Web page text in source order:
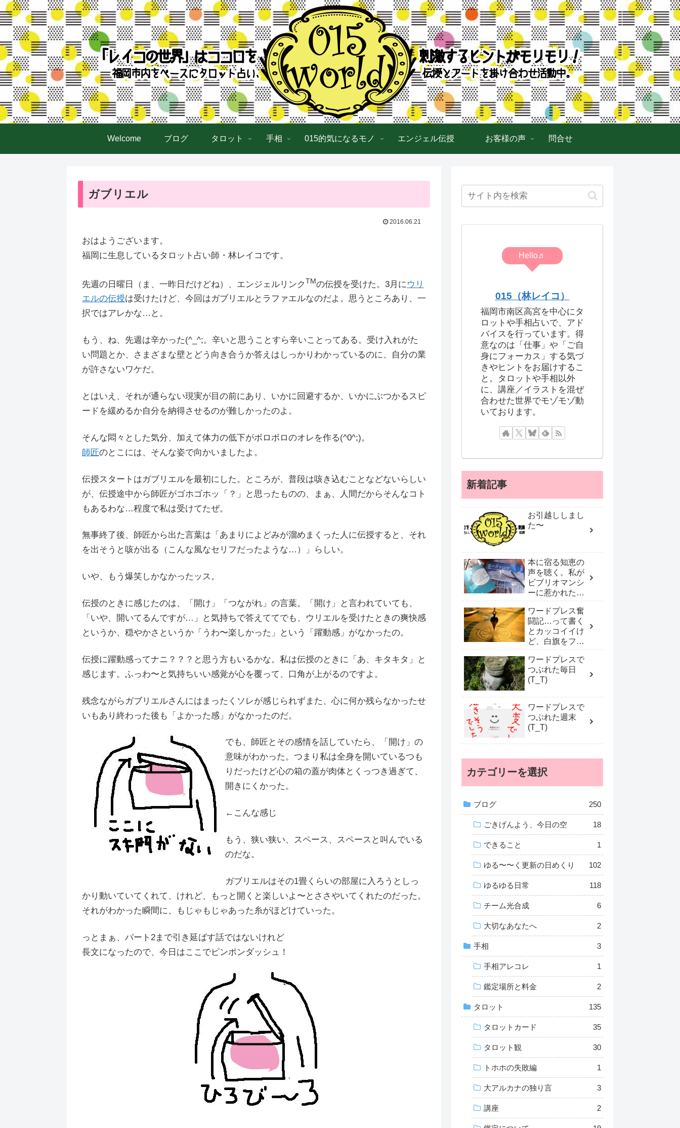
Welcome ブログ タロット 手相 015的気になるモノ エンジェル伝授 お客様の声 問合せ
ガブリエル
2016.06.21
おはようございます。
福岡に生息しているタロット占い師・林レイコです。
先週の日曜日（ま、一昨日だけどね）、エンジェルリンクTMの伝授を受けた。3月に ウリ
エルの伝授は受けたけど、今回はガブリエルとラファエルなのだよ。思うところあり、一
択ではアレかな…と。
もう、ね、先週は辛かった(^_^;。辛いと思うことすら辛いことってある。受け入れがた
い問題とか、さまざまな壁とどう向き合うか答えはしっかりわかっているのに、自分の業
が許さないワケだ。
とはいえ、それが通らない現実が目の前にあり、いかに回避するか、いかにぶつかるスピ
ードを緩めるか自分を納得させるのが難しかったのよ。
そんな悶々とした気分、加えて体力の低下がボロボロのオレを作る(^0^;)。
師匠のとこには、そんな姿で向かいましたよ。
伝授スタートはガブリエルを最初にした。ところが、普段は咳き込むことなどないらしい
が、伝授途中から師匠がゴホゴホッ「？」と思ったものの、まぁ、人間だからそんなコト
もあるわな…程度で私は受けてたぜ。
無事終了後、師匠から出た言葉は「あまりによどみが溜めまくった人に伝授すると、それ
を出そうと咳が出る（こんな風なセリフだったような…）」らしい。
いや、もう爆笑しかなかったッス。
伝授のときに感じたのは、「開け」「つながれ」の言葉。「開け」と言われていても、
「いや、開いてるんですが…」と気持ちで答えててでも、ウリエルを受けたときの爽快感
というか、穏やかさというか「うわ〜楽しかった」という「躍動感」がなかったの。
伝授に躍動感ってナニ？？？と思う方もいるかな。私は伝授のときに「あ、キタキタ」と
感じます。ふっわ〜と気持ちいい感覚が心を覆って、口角が上がるのですよ。
残念ながらガブリエルさんにはまったくソレが感じられずまた、心に何か残らなかったせ
いもあり終わった後も「よかった感」がなかったのだ。
でも、師匠とその感情を話していたら、「開け」の
意味がわかった。つまり私は全身を開いているつも
りだったけど心の箱の蓋が肉体とくっつき過ぎて、
開きにくかった。
←こんな感じ
もう、狭い狭い、スペース、スペースと叫んでいる
のだな。
ガブリエルはその1畳くらいの部屋に入ろうとしっ
かり動いていてくれて、けれど、もっと開くと楽しいよ〜とささやいてくれたのだった。
それがわかった瞬間に、もじゃもじゃあった糸がほどけていった。
っとまぁ、パート2まで引き延ばす話ではないけれど
長文になったので、今日はここでピンポンダッシュ！
Hello♬
015（林レイコ）
福岡市南区高宮を中心にタ
ロットや手相占いで、アド
バイスを行っています。得
意なのは「仕事」や「ご自
身にフォーカス」する気づ
きやヒントをお届けするこ
と。タロットや手相以外
に、講座／イラストを混ぜ
合わせた世界でモゾモゾ動
いております。
新着記事
お引越ししまし
た〜
本に宿る知恵の
声を聴く。私が
ビブリオマンシ
ーに惹かれたワ
ワードプレス奮
闘記…って書く
とカッコイイけ
ど、白旗をフリ
んだ！
ワードプレスで
つぶれた毎日
(T_T)
ワードプレスで
つぶれた週末
(T_T)
カテゴリーを選択
ブログ 250
ごきげんよう、今日の空 18
できること 1
ゆる〜〜く更新の日めくり 102
ゆるゆる日常 118
チーム光合成 6
大切なあなたへ 2
手相 3
手相アレコレ 1
鑑定場所と料金 2
タロット 135
タロットカード 35
タロット観 30
トホホの失敗編 1
大アルカナの独り言 3
講座 2